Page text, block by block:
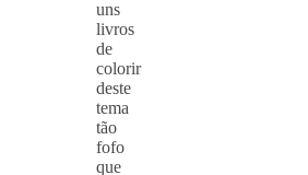
uns
livros
de
colorir
deste
tema
tão
fofo
que